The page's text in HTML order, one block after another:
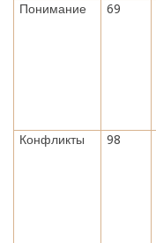
Понимание
69
Конфликты
98